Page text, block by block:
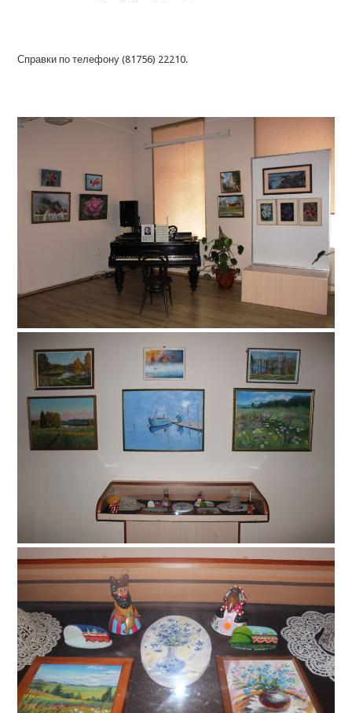
Справки по телефону (81756) 22210.